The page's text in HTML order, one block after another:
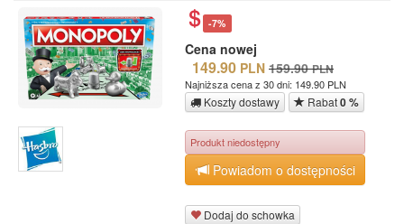
-7%
Cena nowej
149.90 PLN 159.90 PLN
Najniższa cena z 30 dni: 149.90 PLN
Koszty dostawy Rabat0 %
Produkt niedostępny
Powiadom o dostępności
Dodaj do schowka